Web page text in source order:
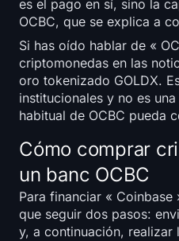
es el pago en sí, sino la
OCBC, que se explica a
Si has oído hablar de «
criptomonedas en las
oro tokenizado GOLDX.
institucionales y no es
habitual de OCBC pueda
Cómo comprar
un banc OCBC
Para financiar «
que seguir dos pasos:
y, a continuación, realizar